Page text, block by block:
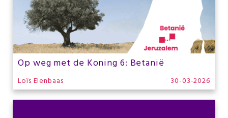
Op weg met de Koning 6: Betanië
Loïs Elenbaas 30-03-2026